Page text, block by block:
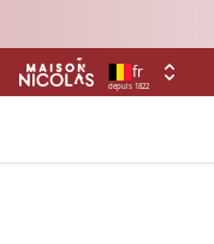
depuis 1822
fr